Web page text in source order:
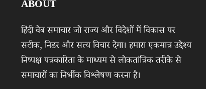
ABOUT
हिंदी वेब समाचार जो राज्य और विदेशों में विकास पर
सटीक, निडर और सत्य विचार देगा। हमारा एकमात्र उद्देश्य
निष्पक्ष पत्रकारिता के माध्यम से लोकतांत्रिक तरीके से
समाचारों का निर्भीक विश्लेषण करना है।